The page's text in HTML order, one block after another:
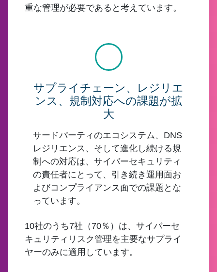
重な管理が必要であると考えています。
サプライチェーン、レジリエ
ンス、規制対応への課題が拡
大
サードパーティのエコシステム、DNS
レジリエンス、そして進化し続ける規
制への対応は、サイバーセキュリティ
の責任者にとって、引き続き運用面お
よびコンプライアンス面での課題とな
っています。
10社のうち7社（70％）は、サイバーセ
キュリティリスク管理を主要なサプライ
ヤーのみに適用しています。